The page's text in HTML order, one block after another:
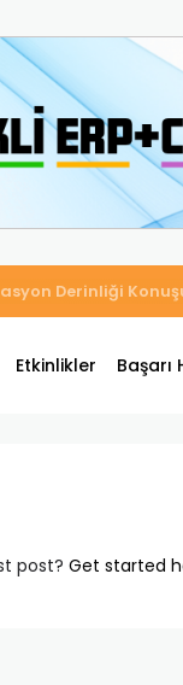
ve Muhasebe
Etkinlikler Başarı
post? Get started